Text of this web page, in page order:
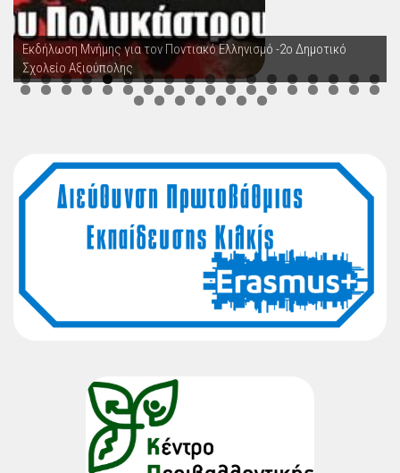
Εκδήλωση Μνήμης για τον Ποντιακό Ελληνισμό -2ο Δημοτικό
Σχολείο Αξιούπολης